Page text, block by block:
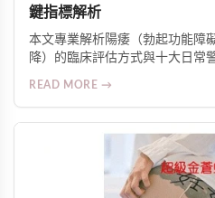
鍵指標解析
本文專業解析陽痿（勃起功能障
降）的臨床評估方式與十大日常
READ MORE →